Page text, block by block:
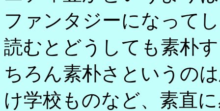
ファンタジーになって
読むとどうしても素朴
ちろん素朴さというの
け学校ものなど、素直